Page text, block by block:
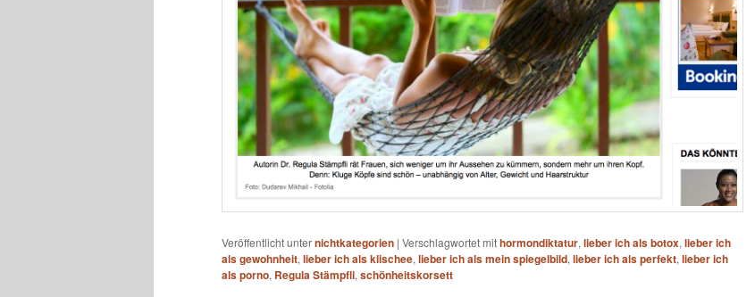
Veröffentlicht unternichtkategorien | Verschlagwortet mithormondiktatur, lieber ich als botox, lieber ich
als gewohnheit, lieber ich als klischee, lieber ich als mein spiegelbild, lieber ich als perfekt, lieber ich
als porno, Regula Stämpfli, schönheitskorsett